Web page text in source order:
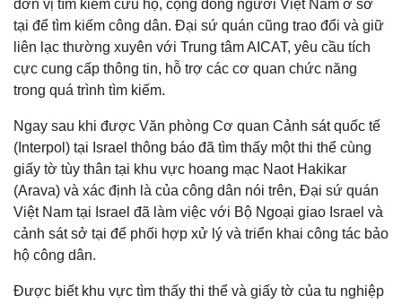
đơn vị tìm kiếm cứu hộ, cộng đồng người Việt Nam ở sở
tại để tìm kiếm công dân. Đại sứ quán cũng trao đổi và giữ
liên lạc thường xuyên với Trung tâm AICAT, yêu cầu tích
cực cung cấp thông tin, hỗ trợ các cơ quan chức năng
trong quá trình tìm kiếm.
Ngay sau khi được Văn phòng Cơ quan Cảnh sát quốc tế
(Interpol) tại Israel thông báo đã tìm thấy một thi thể cùng
giấy tờ tùy thân tại khu vực hoang mạc Naot Hakikar
(Arava) và xác định là của công dân nói trên, Đại sứ quán
Việt Nam tại Israel đã làm việc với Bộ Ngoại giao Israel và
cảnh sát sở tại để phối hợp xử lý và triển khai công tác bảo
hộ công dân.
Được biết khu vực tìm thấy thi thể và giấy tờ của tu nghiệp